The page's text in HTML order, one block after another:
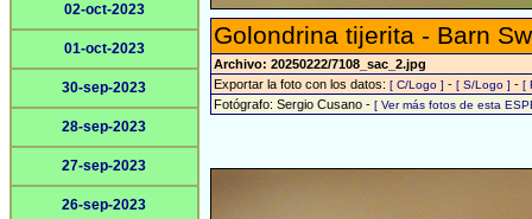
02-oct-2023
01-oct-2023
30-sep-2023
28-sep-2023
27-sep-2023
26-sep-2023
Golondrina tijerita - Barn
Archivo: 20250222/7108_sac_2.jpg
Exportar la foto con los datos: [ C/Logo ] - [ S/Logo ] - [
Fotógrafo: Sergio Cusano - [ Ver más fotos de esta